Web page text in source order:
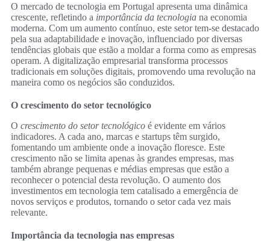
O mercado de tecnologia em Portugal apresenta uma dinâmica
crescente, refletindo a importância da tecnologia na economia
moderna. Com um aumento contínuo, este setor tem-se destacado
pela sua adaptabilidade e inovação, influenciado por diversas
tendências globais que estão a moldar a forma como as empresas
operam. A digitalização empresarial transforma processos
tradicionais em soluções digitais, promovendo uma revolução na
maneira como os negócios são conduzidos.
O crescimento do setor tecnológico
O crescimento do setor tecnológico é evidente em vários
indicadores. A cada ano, marcas e startups têm surgido,
fomentando um ambiente onde a inovação floresce. Este
crescimento não se limita apenas às grandes empresas, mas
também abrange pequenas e médias empresas que estão a
reconhecer o potencial desta revolução. O aumento dos
investimentos em tecnologia tem catalisado a emergência de
novos serviços e produtos, tornando o setor cada vez mais
relevante.
Importância da tecnologia nas empresas